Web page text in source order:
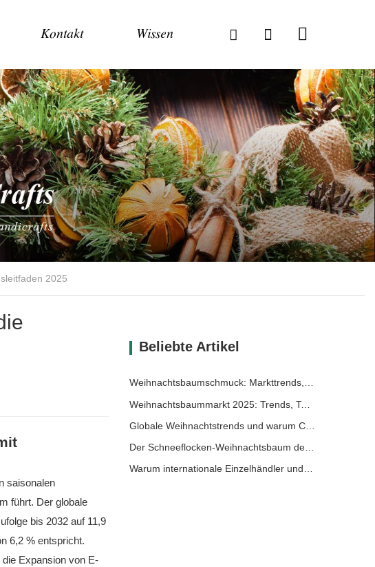
Kontakt Wissen
2025
saisonalen
führt. Der globale
bis 2032 auf 11,9
6,2 % entspricht.
Expansion von E-
Beliebte Artikel
Weihnachtsbaumschmuck: Markttrends, Einblicke in die Lieferkette und Beschaffungsleitfaden 2025
Weihnachtsbaummarkt 2025: Trends, Technologien und Beschaffungsleitfaden für B2B-Einkäufer
Warum internationale Einzelhändler und Importeure Christmas Queen wählen: Ein umfassender B2B-Leitfaden für die Beschaffung von Weihnachtsdekoration